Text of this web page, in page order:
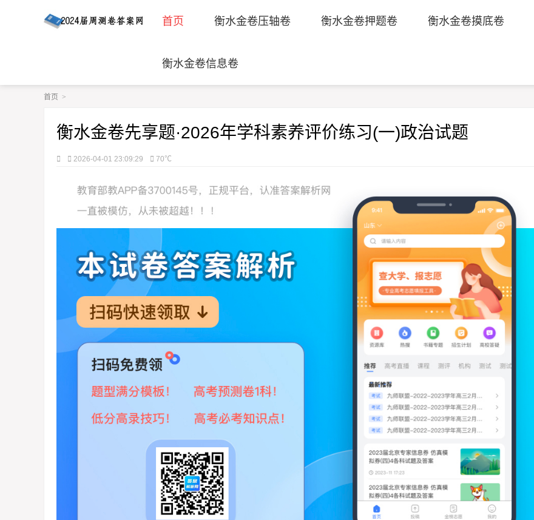
首页 衡水金卷压轴卷 衡水金卷押题卷 衡水金卷摸底卷
衡水金卷信息卷
首页 >
衡水金卷先享题·2026年学科素养评价练习(一)政治试题
2026-04-01 23:09:29 70℃